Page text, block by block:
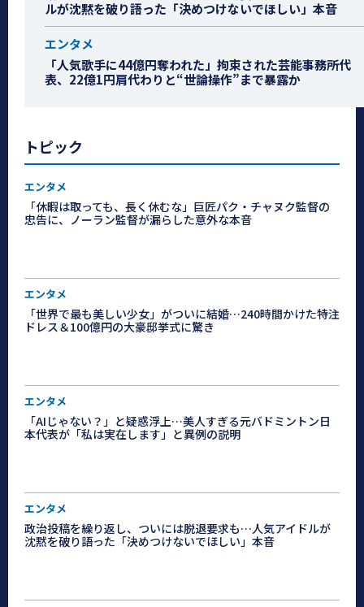
ルが沈黙を破り語った「決めつけないでほしい」本音
エンタメ
「人気歌手に44億円奪われた」拘束された芸能事務所代
表、22億1円肩代わりと“世論操作”まで暴露か
トピック
エンタメ
「休暇は取っても、長く休むな」巨匠パク・チャヌク監督の
忠告に、ノーラン監督が漏らした意外な本音
エンタメ
「世界で最も美しい少女」がついに結婚…240時間かけた特注
ドレス＆100億円の大豪邸挙式に驚き
エンタメ
「AIじゃない？」と疑惑浮上…美人すぎる元バドミントン日
本代表が「私は実在します」と異例の説明
エンタメ
政治投稿を繰り返し、ついには脱退要求も…人気アイドルが
沈黙を破り語った「決めつけないでほしい」本音